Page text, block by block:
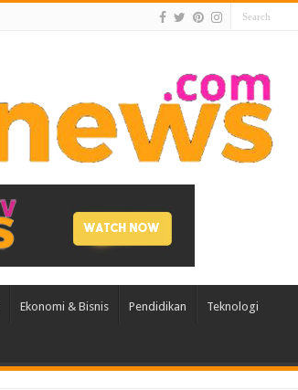
Ekonomi & Bisnis Pendidikan Teknologi